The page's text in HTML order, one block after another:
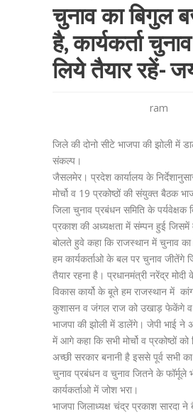
चुनाव का बिगुल
है, कार्यकर्ता
लिये तैयार रहें-
ram
जिले की दोनो सीटे भाजपा की झोली में
संकल्प।
जैसलमेर। प्रदेश कार्यालय के
मोर्चो व 19 प्रकोष्ठों की संयुक्त बैठक
जिला चुनाव प्रबंधन समिति के
प्रकाश की अध्यक्षता में संम्पन हुई
बोलते हुवे कहा कि राजस्थान में चुनाव
हम कार्यकर्ताओ के बल पर चुनाव
तैयार रहना है। प्रधानमंत्री नरेंद्र
विकास कार्यो के बूते हम राजस्थान में
कुशासन व जंगल राज को उखाड़ फेकेंगे व
भाजपा की झोली में डालेंगे। जेपी भाई ने
में आगे कहा कि सभी मोर्चो व प्रकोष्ठों
अच्छी सरकार बनानी है इससे पूर्व सभी
चुनाव प्रबंधन व चुनाव जितने के फॉर्मूले
कार्यकर्ताओ में जोश भरा।
भाजपा जिलाध्यक्ष चंद्र प्रकाश सारदा